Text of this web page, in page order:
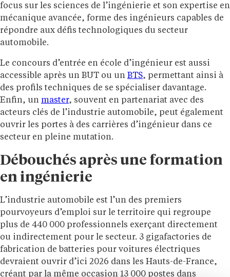
focus sur les sciences de l’ingénierie et son expertise en
mécanique avancée, forme des ingénieurs capables de
répondre aux défis technologiques du secteur
automobile.
Le concours d’entrée en école d’ingénieur est aussi
accessible après un BUT ou un BTS, permettant ainsi à
des profils techniques de se spécialiser davantage.
Enfin, un master, souvent en partenariat avec des
acteurs clés de l’industrie automobile, peut également
ouvrir les portes à des carrières d’ingénieur dans ce
secteur en pleine mutation.
Débouchés après une formation
en ingénierie
L’industrie automobile est l’un des premiers
pourvoyeurs d’emploi sur le territoire qui regroupe
plus de 440 000 professionnels exerçant directement
ou indirectement pour le secteur. 3 gigafactories de
fabrication de batteries pour voitures électriques
devraient ouvrir d’ici 2026 dans les Hauts-de-France,
créant par la même occasion 13 000 postes dans